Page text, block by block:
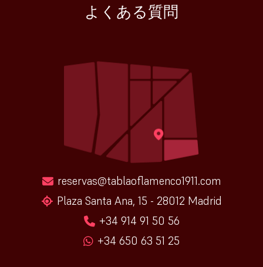
よくある質問
reservas@tablaoflamenco1911.com
Plaza Santa Ana, 15 - 28012 Madrid
+34 914 91 50 56
+34 650 63 51 25